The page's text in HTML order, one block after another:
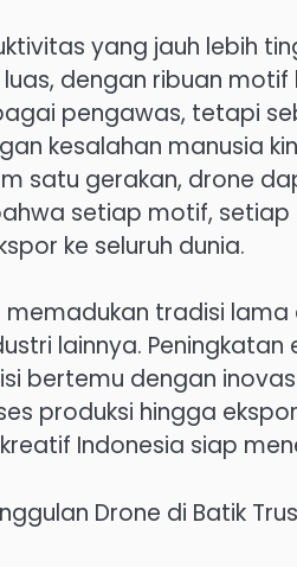
yang jauh lebih
dengan ribuan
pengawas, tetapi
kesalahan manusia
satu gerakan, drone
setiap motif,
ke seluruh dunia.
memadukan tradisi
lainnya.
bertemu dengan
produksi hingga
Indonesia siap
Drone di Batik